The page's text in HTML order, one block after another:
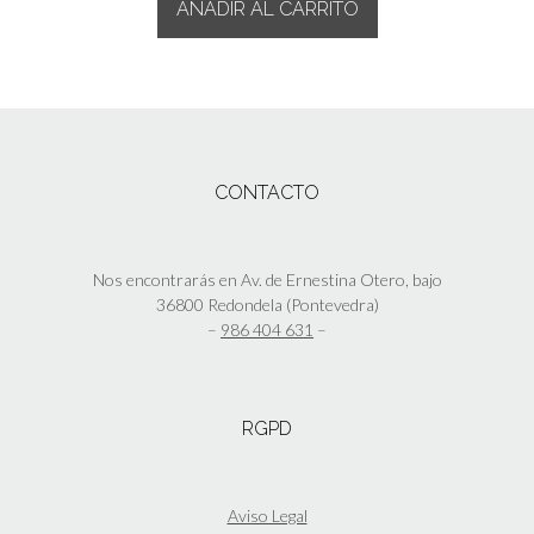
AÑADIR AL CARRITO
CONTACTO
Nos encontrarás en Av. de Ernestina Otero, bajo
36800 Redondela (Pontevedra)
– 986 404 631 –
RGPD
Aviso Legal